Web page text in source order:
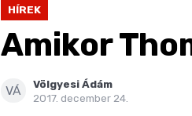
HÍREK
Amikor
VÁ
Völgyesi Ádám
2017. december 24.